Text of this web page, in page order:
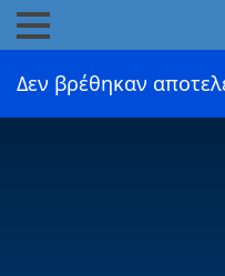
Δεν βρέθηκαν